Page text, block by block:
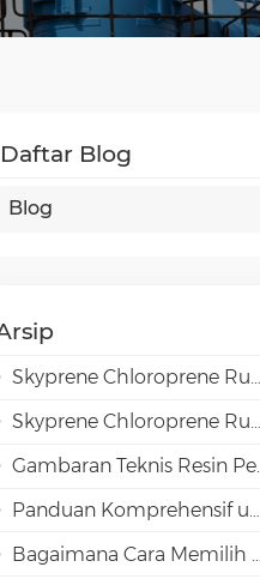
Daftar Blog
Blog
Skyprene Chloroprene Rubber Grades for Adhesive Applications
Skyprene Chloroprene Rubber Grades for Industrial Applications
Gambaran Teknis Resin Penghalang Tinggi EVAL EVOH dalam Aplikasi Pengemasan
Panduan Komprehensif untuk Pemilihan Emulsi VAE
Bagaimana Cara Memilih Jenis Polivinil Alkohol (PVA) yang Tepat untuk Aplikasi Kertas Khusus?